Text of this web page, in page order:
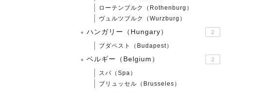
ローテンブルク（Rothenburg）
ヴュルツブルク（Wurzburg）
ハンガリー（Hungary） 2
ブダペスト（Budapest）
ベルギー（Belgium） 2
スパ（Spa）
ブリュッセル（Brusseles）